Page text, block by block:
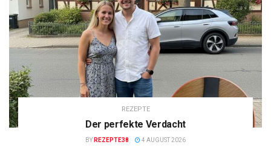
REZEPTE
Der perfekte Verdacht
BY REZEPTE38 4 AUGUST 2026